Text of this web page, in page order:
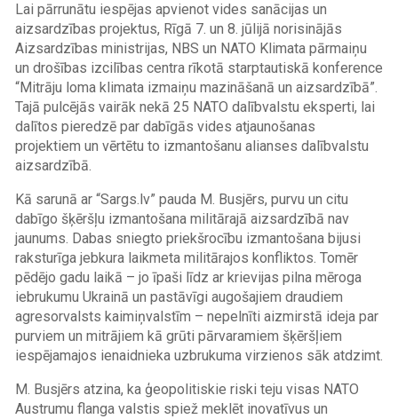
Lai pārrunātu iespējas apvienot vides sanācijas un
aizsardzības projektus, Rīgā 7. un 8. jūlijā norisinājās
Aizsardzības ministrijas, NBS un NATO Klimata pārmaiņu
un drošības izcilības centra rīkotā starptautiskā konference
“Mitrāju loma klimata izmaiņu mazināšanā un aizsardzībā”.
Tajā pulcējās vairāk nekā 25 NATO dalībvalstu eksperti, lai
dalītos pieredzē par dabīgās vides atjaunošanas
projektiem un vērtētu to izmantošanu alianses dalībvalstu
aizsardzībā.
Kā sarunā ar “Sargs.lv” pauda M. Busjērs, purvu un citu
dabīgo šķēršļu izmantošana militārajā aizsardzībā nav
jaunums. Dabas sniegto priekšrocību izmantošana bijusi
raksturīga jebkura laikmeta militārajos konfliktos. Tomēr
pēdējo gadu laikā – jo īpaši līdz ar krievijas pilna mēroga
iebrukumu Ukrainā un pastāvīgi augošajiem draudiem
agresorvalsts kaimiņvalstīm – nepelnīti aizmirstā ideja par
purviem un mitrājiem kā grūti pārvaramiem šķēršļiem
iespējamajos ienaidnieka uzbrukuma virzienos sāk atdzimt.
M. Busjērs atzina, ka ģeopolitiskie riski teju visas NATO
Austrumu flanga valstis spiež meklēt inovatīvus un